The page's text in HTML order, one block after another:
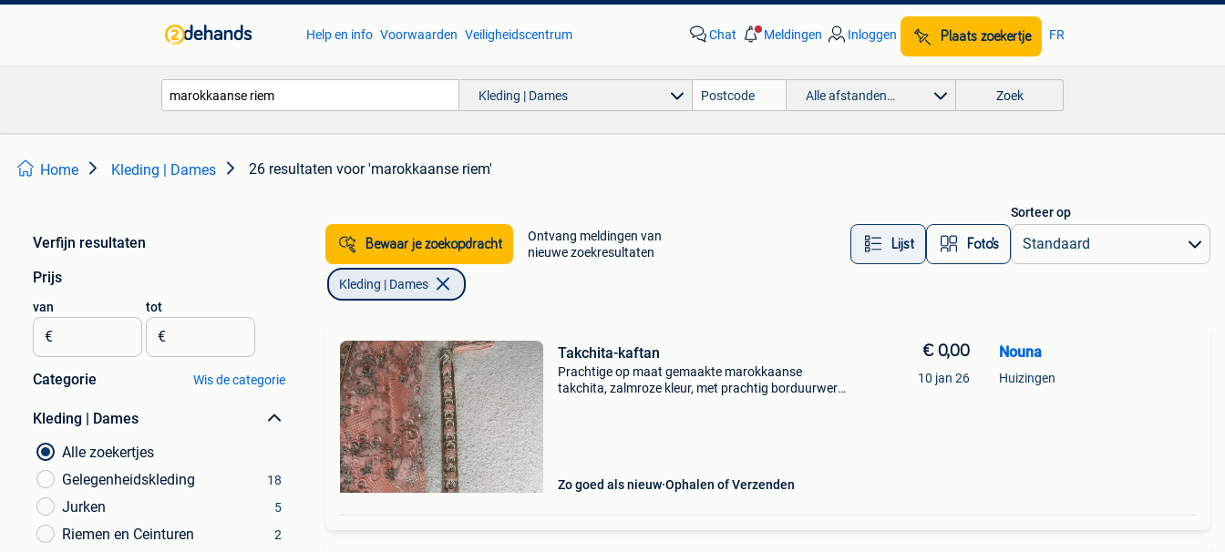
Help en info Voorwaarden Veiligheidscentrum Chat Meldingen Inloggen Plaats zoekertje FR
Kleding | Dames Alle afstanden… Zoek
Home Kleding | Dames 26 resultaten voor 'marokkaanse riem'
Verfijn resultaten
Prijs
van
€
tot
€
Categorie Wis de categorie
Kleding | Dames
Alle zoekertjes
Gelegenheidskleding
18
Jurken 5
Riemen en Ceinturen 2
Bewaar je zoekopdracht
Ontvang meldingen van
nieuwe zoekresultaten
Lijst Foto’s
Sorteer op
Kleding | Dames
Takchita-kaftan
Prachtige op maat gemaakte marokkaanse
takchita, zalmroze kleur, met prachtig borduurwerk
Zo goed als nieuw Ophalen of Verzenden
€ 0,00
10 jan 26
Nouna
Huizingen